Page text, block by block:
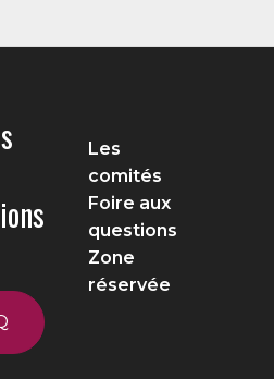
Les
comités
Foire aux
questions
Zone
réservée